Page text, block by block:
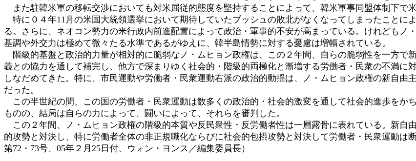
また駐韓米軍の移転交渉においても対米屈従的態度を堅持することによって、韓米軍事同盟体制下で
特に０４年11月の米国大統領選挙において期待していたブッシュの敗北がなくなってしまったことに
る。さらに、ネオコン勢力の米行政内前進配置によって政治・軍事的不安が高まっている。けれどもノ
基調や外交力は極めて微々たる水準であるがゆえに、韓半島情勢に対する憂慮は増幅されている。
階級的基盤と政治的力量が相対的に脆弱なノ・ムヒョン政権は、この２年間、自らの脆弱性を一方で
義との協力を通して補完し、他方で深まりゆく社会的・階級的両極化と漸増する労働者・民衆の不満に
しなだめてきた。特に、市民運動や労働者・民衆運動右派の政治的動揺は、ノ・ムヒョン政権の新自由
だった。
この半世紀の間、この国の労働者・民衆運動は数多くの政治的・社会的激変を通して社会的進歩をか
ものの、結局は自らの力によって、闘いによって、それらを審判した。
この２年間、ノ・ムヒョン政権の階級的本質や反民衆性・反労働者性は一層露骨に表れている。新自
的攻勢と対決し、特に労働者全体の非正規職化ならびに社会的包摂攻勢と対決して労働者・民衆運動は
第72・73号、05年２月25日付、ウォン・ヨンス／編集委員長）